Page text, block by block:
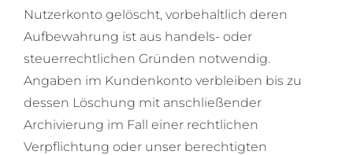
Nutzerkonto gelöscht, vorbehaltlich deren
Aufbewahrung ist aus handels- oder
steuerrechtlichen Gründen notwendig.
Angaben im Kundenkonto verbleiben bis zu
dessen Löschung mit anschließender
Archivierung im Fall einer rechtlichen
Verpflichtung oder unser berechtigten